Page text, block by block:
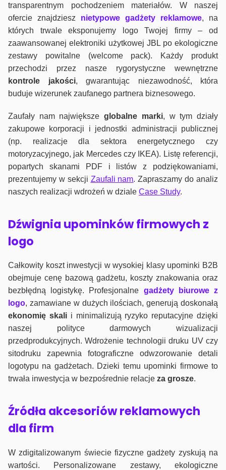
transparentnym pochodzeniem materiałów. W naszej
ofercie znajdziesz nietypowe gadżety reklamowe, na
których trwale eksponujemy logo Twojej firmy – od
zaawansowanej elektroniki użytkowej JBL po ekologiczne
zestawy powitalne (welcome pack). Każdy produkt
przechodzi przez nasze rygorystyczne wewnętrzne
kontrole jakości, gwarantując niezawodność, która
buduje wizerunek zaufanego partnera biznesowego.
Zaufały nam największeglobalne marki, w tym działy
zakupowe korporacji i jednostki administracji publicznej
(np. realizacje dla sektora energetycznego czy
motoryzacyjnego, jak Mercedes czy IKEA). Listę referencji,
popartych skanami PDF i listów z podziękowaniami,
prezentujemy w sekcji Zaufali nam. Zapraszamy do analiz
naszych realizacji wdrożeń w dziale Case Study.
Dźwignia upominków firmowych z
logo
Całkowity koszt inwestycji w wysokiej klasy upominki B2B
obejmuje cenę bazową gadżetu, koszty znakowania oraz
bezbłędną logistykę. Profesjonalne gadżety biurowe z
logo, zamawiane w dużych ilościach, generują doskonałą
ekonomię skalii minimalizują ryzyko reputacyjne dzięki
naszej polityce darmowych wizualizacji
przedprodukcyjnych. Wdrożenie technologii druku UV czy
sitodruku zapewnia fotograficzne odwzorowanie detali
logotypu na gadżetach. Dzieki temu upominki firmowe to
trwała inwestycja w bezpośrednie relacje za grosze.
Źródła akcesoriów reklamowych
dla firm
W zdigitalizowanym świecie fizyczne gadżety zyskują na
wartości. Personalizowane zestawy, ekologiczne